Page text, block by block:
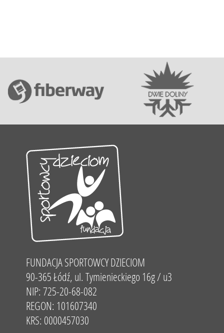
FUNDACJA SPORTOWCY DZIECIOM
90-365 Łódź, ul. Tymienieckiego 16g / u3
NIP: 725-20-68-082
REGON: 101607340
KRS: 0000457030